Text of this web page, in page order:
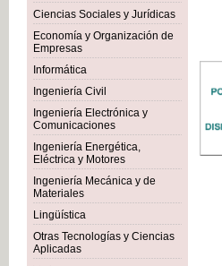
Ciencias Sociales y Jurídicas
Economía y Organización de
Empresas
Informática
Ingeniería Civil
Ingeniería Electrónica y
Comunicaciones
Ingeniería Energética,
Eléctrica y Motores
Ingeniería Mecánica y de
Materiales
Lingüística
Otras Tecnologías y Ciencias
Aplicadas